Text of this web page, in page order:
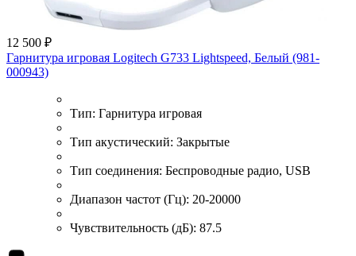
12 500 ₽
Гарнитура игровая Logitech G733 Lightspeed, Белый (981-
000943)
Тип: Гарнитура игровая
Тип акустический: Закрытые
Тип соединения: Беспроводные радио, USB
Диапазон частот (Гц): 20-20000
Чувствительность (дБ): 87.5